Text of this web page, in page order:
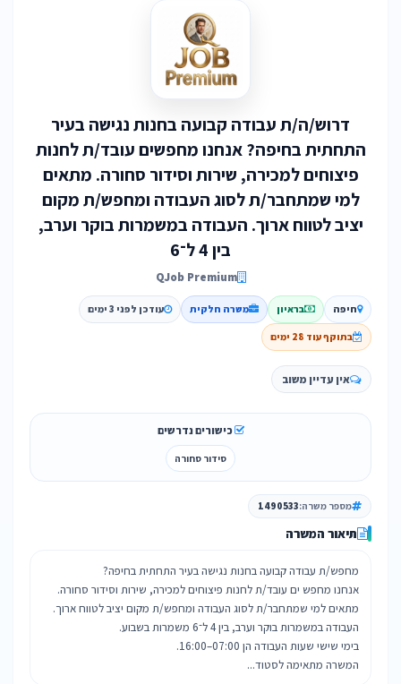
דרוש/ה/ת עבודה קבועה בחנות נגישה בעיר
התחתית בחיפה? אנחנו מחפשים עובד/ת לחנות
פיצוחים למכירה, שירות וסידור סחורה. מתאים
למי שמתחבר/ת לסוג העבודה ומחפש/ת מקום
יציב לטווח ארוך. העבודה במשמרות בוקר וערב,
בין 4 ל־6
QJob Premium
חיפה בראיון משרה חלקית עודכן לפני 3 ימים
בתוקף עוד 28 ימים
אין עדיין משוב
כישורים נדרשים
סידור סחורה
מספר משרה:1490533
תיאור המשרה
המשרה מתאימה לסטוד...